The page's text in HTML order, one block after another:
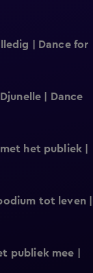
| Dance for
| Dance
het publiek |
tot leven |
publiek mee |